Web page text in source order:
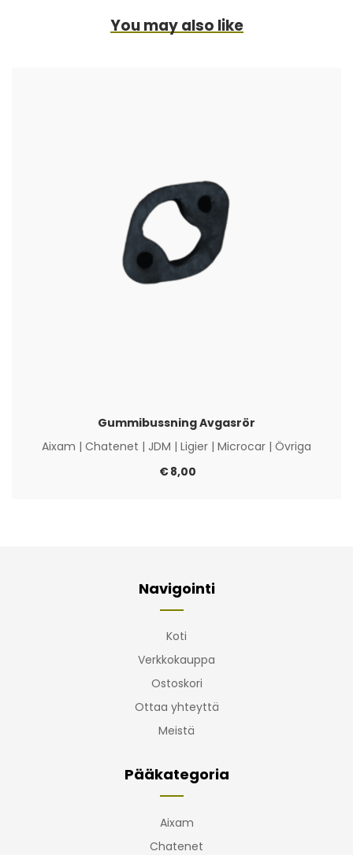
You may also like
Gummibussning Avgasrör
Aixam | Chatenet | JDM | Ligier | Microcar | Övriga
€8,00
Navigointi
Koti
Verkkokauppa
Ostoskori
Ottaa yhteyttä
Meistä
Pääkategoria
Aixam
Chatenet